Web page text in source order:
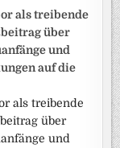
als treibende
über
und
auf die
als treibende
über
und